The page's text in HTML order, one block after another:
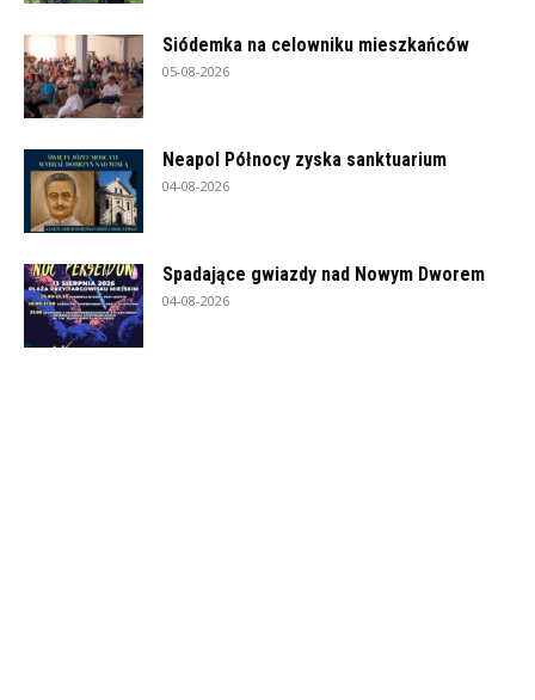
Siódemka na celowniku mieszkańców
05-08-2026
Neapol Północy zyska sanktuarium
04-08-2026
Spadające gwiazdy nad Nowym Dworem
04-08-2026